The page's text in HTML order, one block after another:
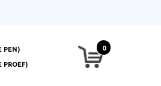
PEN)
PROEF)
0